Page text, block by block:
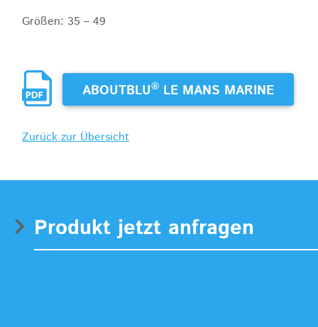
Größen: 35 – 49
ABOUTBLU® LE MANS MARINE
Zurück zur Übersicht
Produkt jetzt anfragen